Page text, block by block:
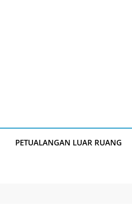
PETUALANGAN LUAR RUANG